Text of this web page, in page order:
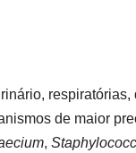
respiratórias,
de maior
,